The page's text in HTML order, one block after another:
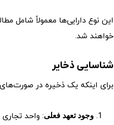
این نوع دارایی‌ها معمولاً شامل
خواهند شد.
شناسایی ذخایر
برای اینکه یک ذخیره در صورت‌های
وجود تعهد فعلی: واحد